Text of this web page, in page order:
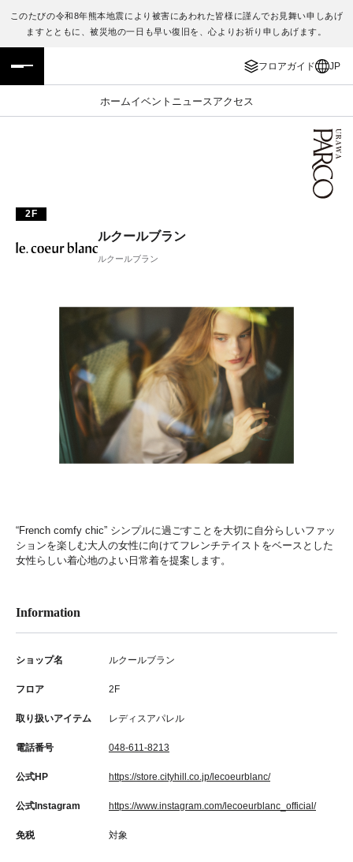
このたびの令和8年熊本地震により被害にあわれた皆様に謹んでお見舞い申しあげ
ますとともに、被災地の一日も早い復旧を、心よりお祈り申しあげます。
フロアガイド JP
ホームイベント ニュース アクセス
フロアガイド
施設案内・アクセス
ENGLISH
繁体字
2F
ルクールブラン
ルクールブラン
“French comfy chic” シンプルに過ごすことを大切に自分らしいファッ
ションを楽しむ大人の女性に向けてフレンチテイストをベースとした
女性らしい着心地のよい日常着を提案します。
Information
ショップ名 ルクールブラン
フロア 2F
取り扱いアイテム レディスアパレル
電話番号 048-611-8213
公式HP https://store.cityhill.co.jp/lecoeurblanc/
公式Instagram https://www.instagram.com/lecoeurblanc_official/
免税 対象